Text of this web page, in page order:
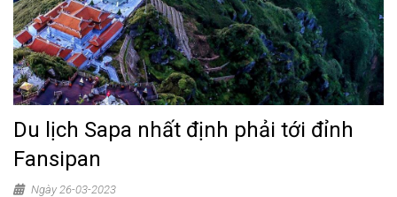
Du lịch Sapa nhất định phải tới đỉnh
Fansipan
Ngày 26-03-2023